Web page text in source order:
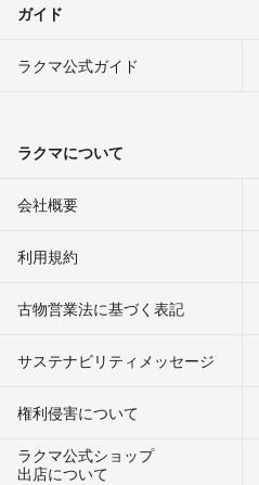
ガイド
ラクマ公式ガイド
ラクマについて
会社概要
利用規約
古物営業法に基づく表記
サステナビリティメッセージ
権利侵害について
ラクマ公式ショップ
出店について